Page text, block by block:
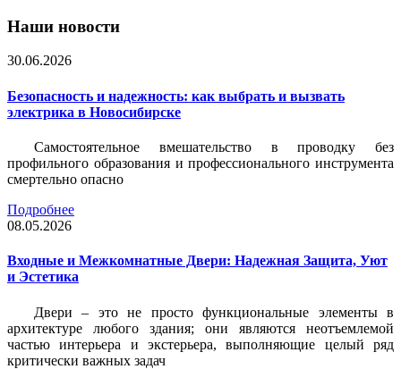
Наши новости
30.06.2026
Безопасность и надежность: как выбрать и вызвать
электрика в Новосибирске
Самостоятельное вмешательство в проводку без
профильного образования и профессионального инструмента
смертельно опасно
Подробнее
08.05.2026
Входные и Межкомнатные Двери: Надежная Защита, Уют
и Эстетика
Двери – это не просто функциональные элементы в
архитектуре любого здания; они являются неотъемлемой
частью интерьера и экстерьера, выполняющие целый ряд
критически важных задач